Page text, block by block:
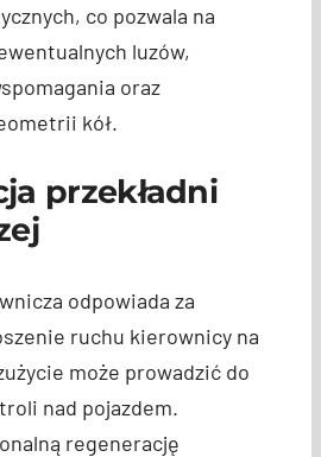
co pozwala na
luzów,
oraz
kół.
przekładni
odpowiada za
ruchu kierownicy na
może prowadzić do
nad pojazdem.
regenerację